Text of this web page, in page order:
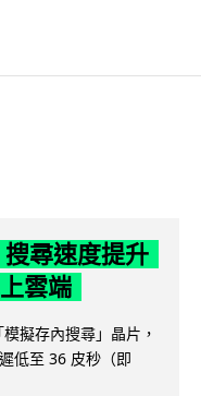
尋速度提升
雲端
擬存內搜尋」晶片，
低至 36 皮秒（即